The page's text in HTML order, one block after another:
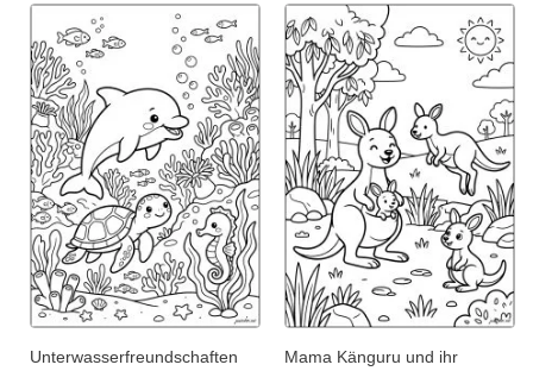
Unterwasserfreundschaften
Mama Känguru und ihr